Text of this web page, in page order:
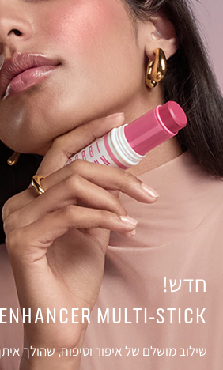
חדש!
MULTI-STICK
שילוב מושלם של איפור וטיפוח, שהולך